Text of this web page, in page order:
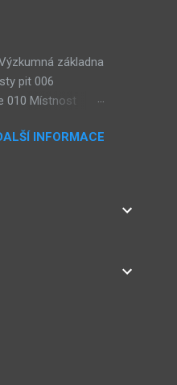
základna
pit 006
010 Místnost
karmy (Pyro
INFORMACE